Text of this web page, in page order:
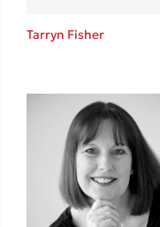
Ένας
Tarryn Fisher